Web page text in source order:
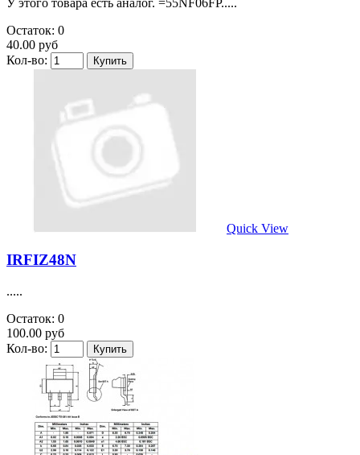
У этого товара есть аналог. =55NF06FP.....
Остаток: 0
40.00 руб
Кол-во:
Quick View
IRFIZ48N
.....
Остаток: 0
100.00 руб
Кол-во: